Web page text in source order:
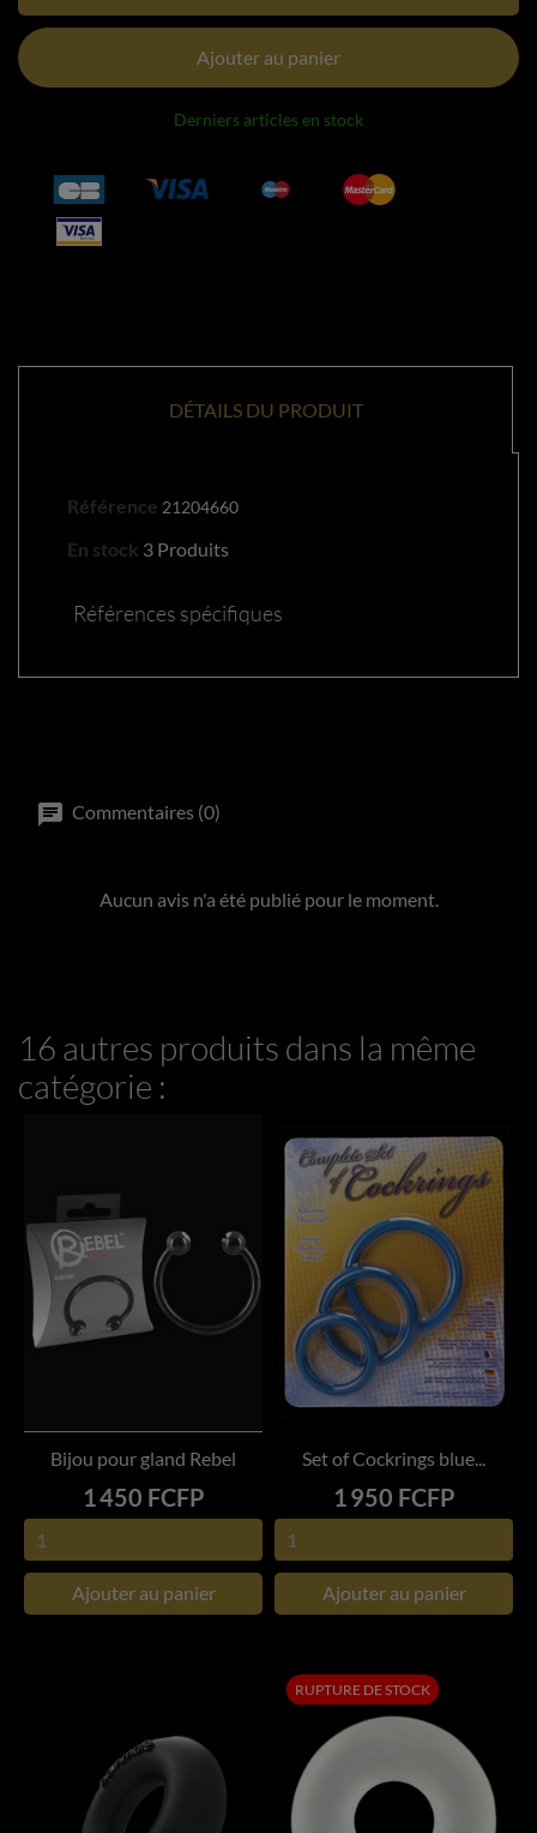
Ajouter au panier
Derniers articles en stock
DÉTAILS DU PRODUIT
Référence 21204660
En stock 3 Produits
Références spécifiques
Commentaires (0)
Aucun avis n'a été publié pour le moment.
16 autres produits dans la même
catégorie :
Bijou pour gland Rebel
Prix
1 450 FCFP
Ajouter au panier
Set of Cockrings blue...
Prix
1 950 FCFP
Ajouter au panier
RUPTURE DE STOCK